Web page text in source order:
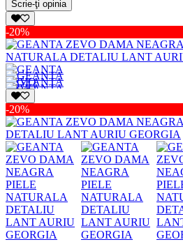
Scrie-ţi opinia
-20%
-20%